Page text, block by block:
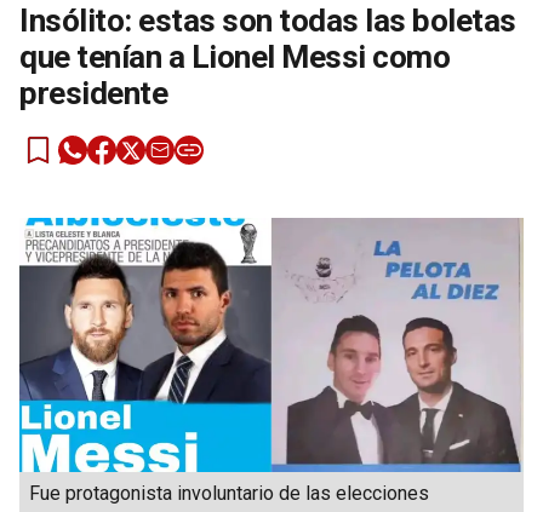
Insólito: estas son todas las boletas
que tenían a Lionel Messi como
presidente
Fue protagonista involuntario de las elecciones